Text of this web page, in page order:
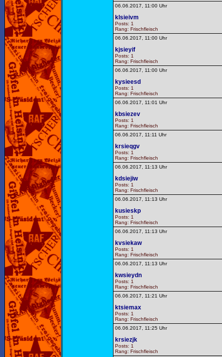
06.06.2017, 11:00 Uhr
klsieivm
Posts: 1
Rang: Frischfleisch
06.06.2017, 11:00 Uhr
kjsieyif
Posts: 1
Rang: Frischfleisch
06.06.2017, 11:00 Uhr
kysieesd
Posts: 1
Rang: Frischfleisch
06.06.2017, 11:01 Uhr
kbsiezev
Posts: 1
Rang: Frischfleisch
06.06.2017, 11:11 Uhr
krsieqgv
Posts: 1
Rang: Frischfleisch
06.06.2017, 11:13 Uhr
kdsiejiw
Posts: 1
Rang: Frischfleisch
06.06.2017, 11:13 Uhr
kusieskp
Posts: 1
Rang: Frischfleisch
06.06.2017, 11:13 Uhr
kvsiekaw
Posts: 1
Rang: Frischfleisch
06.06.2017, 11:13 Uhr
kwsieydn
Posts: 1
Rang: Frischfleisch
06.06.2017, 11:21 Uhr
ktsiemax
Posts: 1
Rang: Frischfleisch
06.06.2017, 11:25 Uhr
krsiezjk
Posts: 1
Rang: Frischfleisch